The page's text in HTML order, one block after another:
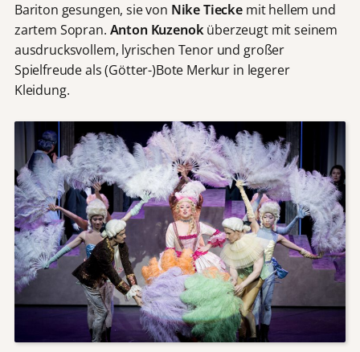
Bariton gesungen, sie von Nike Tiecke mit hellem und
zartem Sopran. Anton Kuzenoküberzeugt mit seinem
ausdrucksvollem, lyrischen Tenor und großer
Spielfreude als (Götter-)Bote Merkur in legerer
Kleidung.